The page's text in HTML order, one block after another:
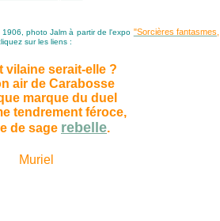
1906, photo Jalm à partir de l'expo "Sorcières fantasmes,
sur les liens :
vilaine serait-elle ?
air de Carabosse
marque du duel
tendrement féroce,
de sage rebelle.
Muriel